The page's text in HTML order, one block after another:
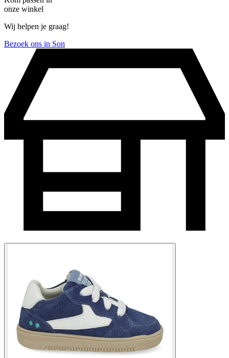
onze winkel
Wij helpen je graag!
Bezoek ons in Son